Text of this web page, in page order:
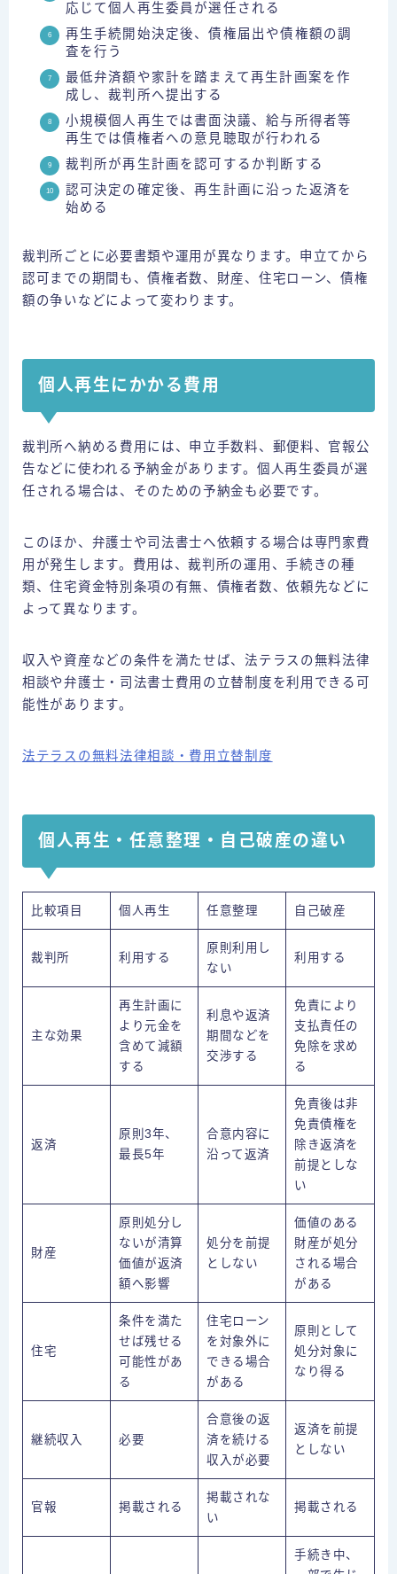
応じて個人再生委員が選任される
再生手続開始決定後、債権届出や債権額の調
査を行う
最低弁済額や家計を踏まえて再生計画案を作
成し、裁判所へ提出する
小規模個人再生では書面決議、給与所得者等
再生では債権者への意見聴取が行われる
裁判所が再生計画を認可するか判断する
認可決定の確定後、再生計画に沿った返済を
始める
裁判所ごとに必要書類や運用が異なります。申立てから
認可までの期間も、債権者数、財産、住宅ローン、債権
額の争いなどによって変わります。
個人再生にかかる費用
裁判所へ納める費用には、申立手数料、郵便料、官報公
告などに使われる予納金があります。個人再生委員が選
任される場合は、そのための予納金も必要です。
このほか、弁護士や司法書士へ依頼する場合は専門家費
用が発生します。費用は、裁判所の運用、手続きの種
類、住宅資金特別条項の有無、債権者数、依頼先などに
よって異なります。
収入や資産などの条件を満たせば、法テラスの無料法律
相談や弁護士・司法書士費用の立替制度を利用できる可
能性があります。
法テラスの無料法律相談・費用立替制度
個人再生・任意整理・自己破産の違い
比較項目 個人再生 任意整理 自己破産
裁判所 利用する
原則利用し
ない
利用する
主な効果
再生計画に
より元金を
含めて減額
する
利息や返済
期間などを
交渉する
免責により
支払責任の
免除を求め
る
返済
原則3年、
最長5年
合意内容に
沿って返済
免責後は非
免責債権を
除き返済を
前提としな
い
財産
原則処分し
ないが清算
価値が返済
額へ影響
処分を前提
としない
価値のある
財産が処分
される場合
がある
住宅
条件を満た
せば残せる
可能性があ
る
住宅ローン
を対象外に
できる場合
がある
原則として
処分対象に
なり得る
継続収入 必要
合意後の返
済を続ける
収入が必要
返済を前提
としない
官報 掲載される
掲載されな
い
掲載される
手続き中、